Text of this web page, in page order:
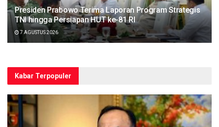
Presiden Prabowo Terima Laporan Program Strategis
TNI hingga Persiapan HUT ke-81 RI
7 AGUSTUS 2026
Kabar Terpopuler